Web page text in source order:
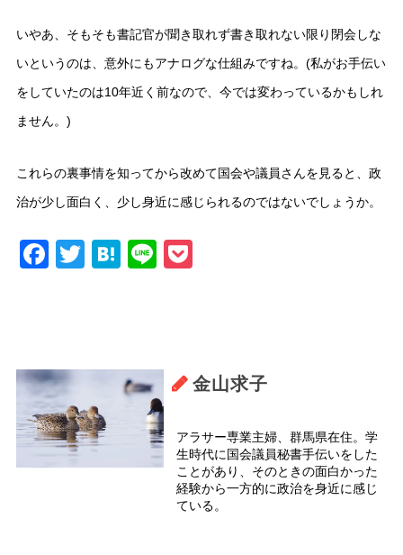
いやあ、そもそも書記官が聞き取れず書き取れない限り閉会しな
いというのは、意外にもアナログな仕組みですね。(私がお手伝い
をしていたのは10年近く前なので、今では変わっているかもしれ
ません。)
これらの裏事情を知ってから改めて国会や議員さんを見ると、政
治が少し面白く、少し身近に感じられるのではないでしょうか。
Facebook
Twitter
Hatena
Line
金山求子
アラサー専業主婦、群馬県在住。学
生時代に国会議員秘書手伝いをした
ことがあり、そのときの面白かった
経験から一方的に政治を身近に感じ
ている。